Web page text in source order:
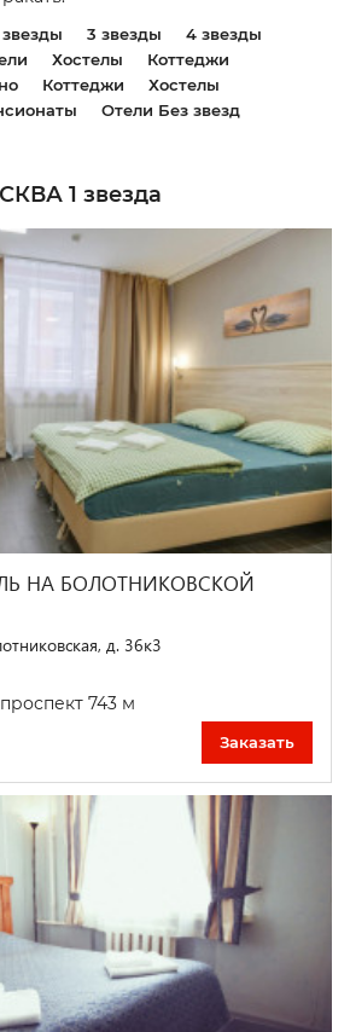
3 звезды
4 звезды
Хостелы
Коттеджи
Коттеджи
Хостелы
Отели Без звезд
1 звезда
НА БОЛОТНИКОВСКОЙ
д. 36к3
743 м
Заказать